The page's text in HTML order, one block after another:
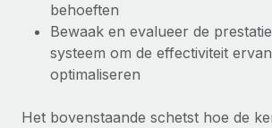
behoeften
Bewaak en evalueer de
systeem om de effectiviteit
optimaliseren
Het bovenstaande schetst hoe de